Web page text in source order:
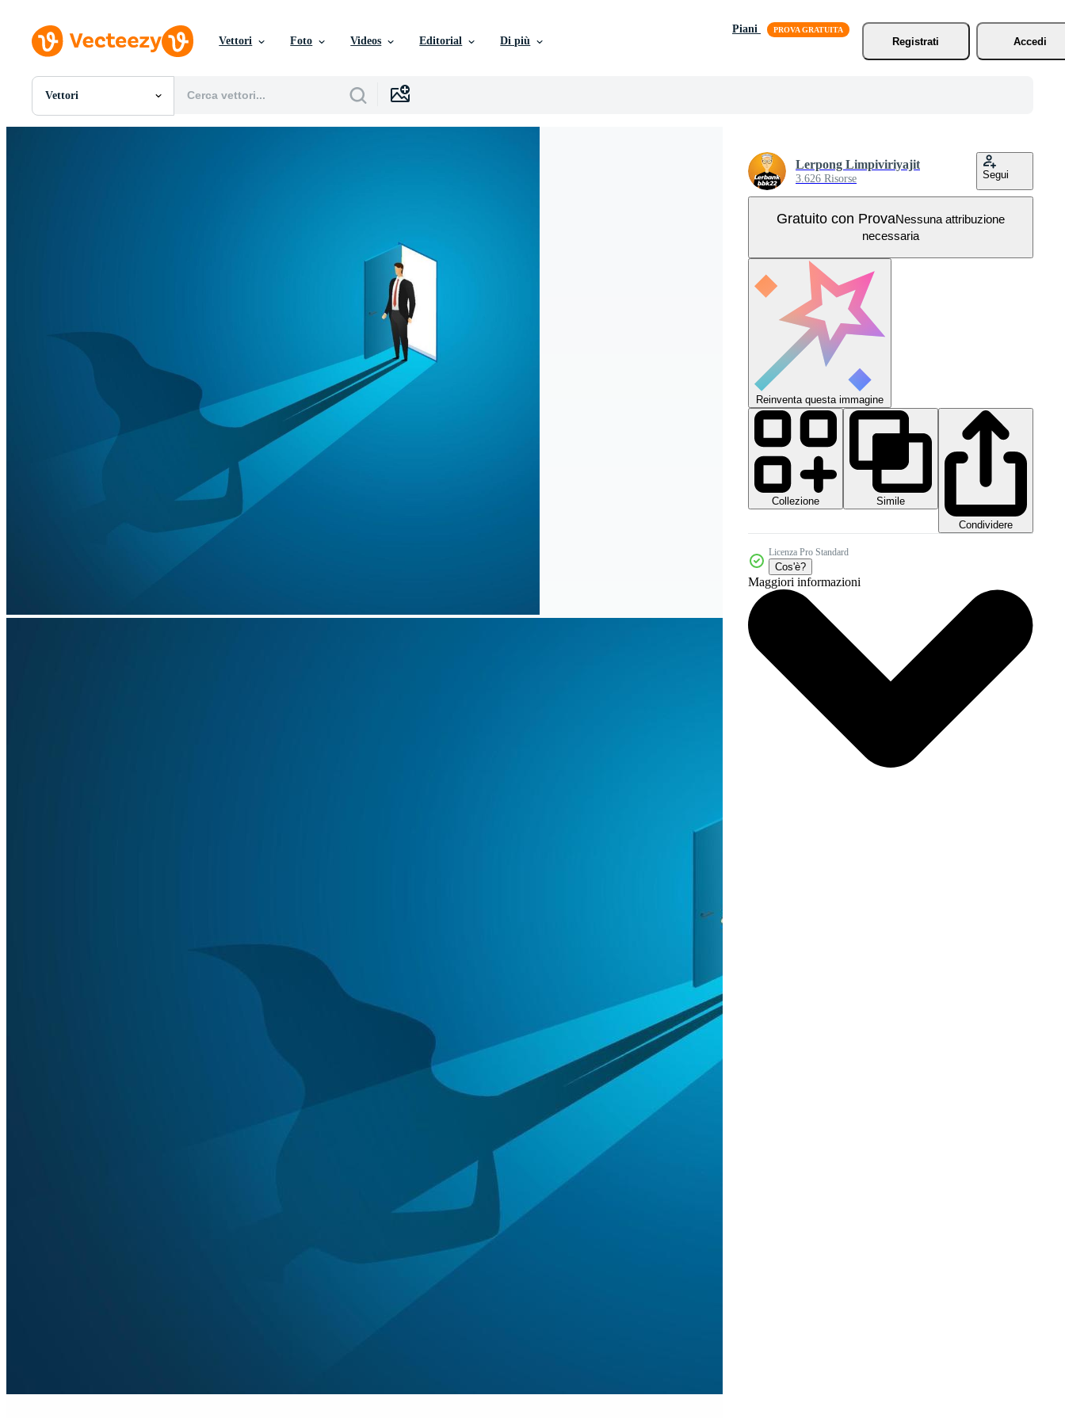
Vettori Foto Videos Editorial Di più
Piani
Registrati
Accedi
Vettori
Tutte Immagini
Lerpong Limpiviriyajit
3.626 Risorse Segui
Gratuito con ProvaNessuna attribuzione
necessaria
Reinventa questa immagine
Collezione
Simile
Condividere
Licenza Pro Standard
Cos'è?
Maggiori informazioni